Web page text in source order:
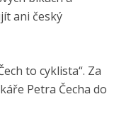
ani český
to cyklista“. Za
Petra Čecha do